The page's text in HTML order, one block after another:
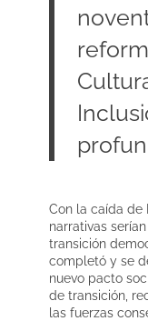
Con la caída de
narrativas
transición
completó y se
nuevo pacto
de transición,
las fuerzas